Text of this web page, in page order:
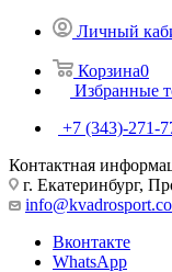
Личный
Корзина0
Избранные
+7 (343)-271-
Контактная
г. Екатеринбург,
Вконтакте
WhatsApp